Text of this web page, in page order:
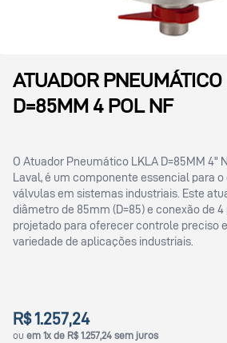
ATUADOR
D=85MM 4 POL NF
O Atuador Pneumático LKLA D=85MM 4"
Laval, é um componente essencial para
válvulas em sistemas industriais. Este
diâmetro de 85mm (D=85) e conexão de 4
projetado para oferecer controle preciso
variedade de aplicações industriais.
R$ 1.257,24
ou em 1x de R$ 1.257,24 sem juros